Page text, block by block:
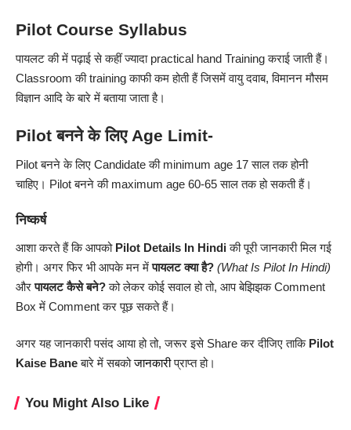
Pilot Course Syllabus
पायलट की में पढ़ाई से कहीं ज्यादा practical hand Training कराई जाती हैं।
Classroom की training काफी कम होती हैं जिसमें वायु दवाब, विमानन मौसम
विज्ञान आदि के बारे में बताया जाता है।
Pilot बनने के लिए Age Limit-
Pilot बनने के लिए Candidate की minimum age 17 साल तक होनी
चाहिए। Pilot बनने की maximum age 60-65 साल तक हो सकती हैं।
निष्कर्ष
आशा करते हैं कि आपको Pilot Details In Hindiकी पूरी जानकारी मिल गई
होगी। अगर फिर भी आपके मन मेंपायलटक्या है? (What Is Pilot In Hindi)
औरपायलट कैसे बने?को लेकर कोई सवाल हो तो, आप बेझिझक Comment
Box में Comment कर पूछ सकते हैं।
अगर यह जानकारी पसंद आया हो तो, जरूर इसे Share कर दीजिए ताकि Pilot
Kaise Baneबारे में सबकोजानकारीप्राप्त हो।
You Might Also Like